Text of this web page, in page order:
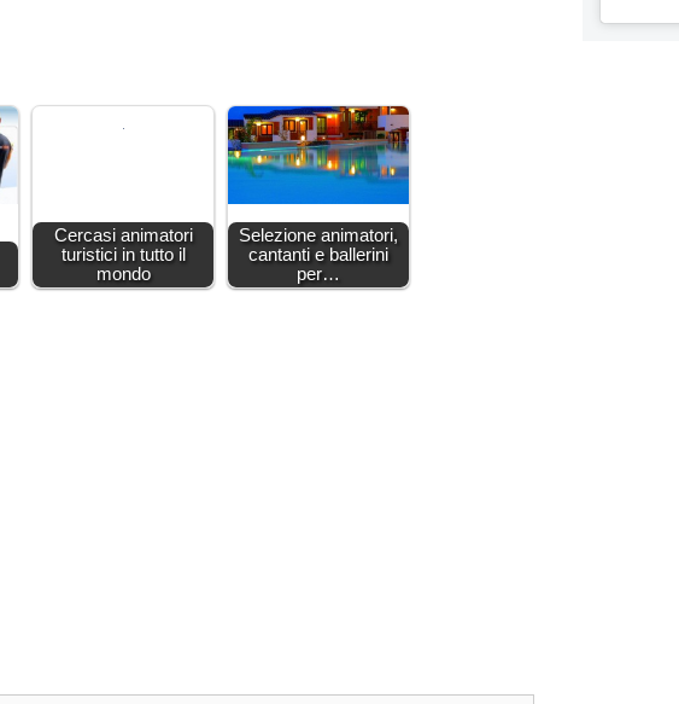
Cercasi animatori
turistici in tutto il
mondo
Selezione animatori,
cantanti e ballerini
per…